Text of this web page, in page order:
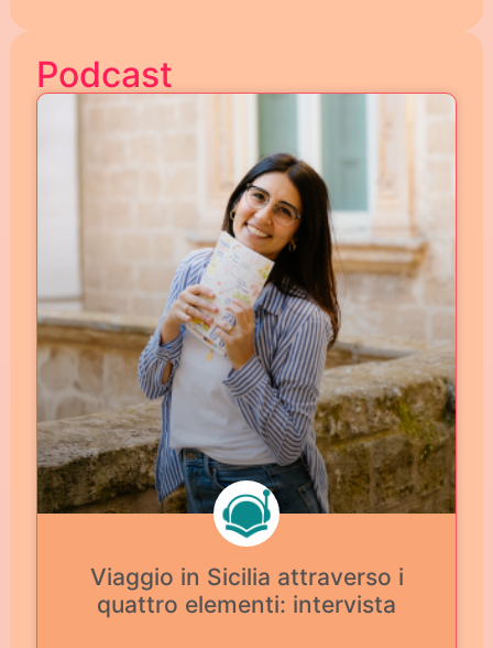
Podcast
Viaggio in Sicilia attraverso i
quattro elementi: intervista